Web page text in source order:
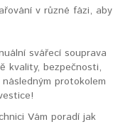
v různé fázi, aby
svářecí souprava
kvality, bezpečnosti,
protokolem
Vám poradí jak